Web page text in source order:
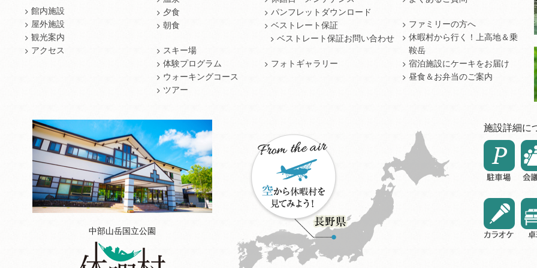
館内施設
屋外施設
観光案内
アクセス
夕食
朝食
スキー場
体験プログラム
ウォーキングコース
ツアー
パンフレットダウンロード
ベストレート保証
ベストレート保証お問い合わせ
フォトギャラリー
ファミリーの方へ
休暇村から行く！上高地＆乗
鞍岳
宿泊施設にケーキをお届け
昼食＆お弁当のご案内
中部山岳国立公園
施設詳細に